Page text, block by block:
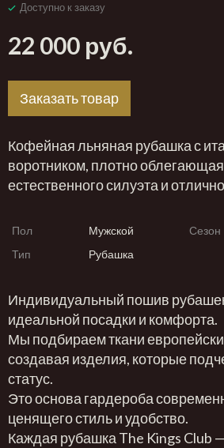
Доступно к заказу
22 000 руб.
Заказать товар
Кофейная льняная рубашка с
воротником, плотно
естественного силуэта и
Пол Мужской Сезон
Тип
Рубашка
Индивидуальный пошив
идеальной посадки и комфорта.
Мы подбираем ткани
создавая изделия, которые
статус.
Это основа гардероба
ценящего стиль и удобство.
Каждая рубашка The Kings Club